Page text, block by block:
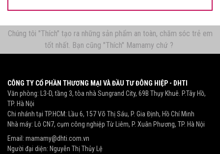
Chúng tôi "Thích" tạo ra những sản phẩm an toàn, chăm sóc trẻ em
tốt nhất. Bạn cũng "Thích" Mamamy chứ ?
CÔNG TY CỔ PHẦN THƯƠNG MẠI VÀ ĐẦU TƯ ĐÔNG HIỆP - DHTI
Văn phòng: L3-D, tầng 3, tòa nhà Sungrand City, 69B Thụy Khuê. P.Tây Hồ,
TP. Hà Nội
Chi nhánh tại TP.HCM: Lầu 6, 157 Võ Thị Sáu, P. Gia Định, Hồ Chí Minh
Nhà máy: Lô CN7, cụm công nghiệp Từ Liêm, P. Xuân Phương, TP. Hà Nội
Email: mamamy@dhti.com.vn
Người đại diện: Nguyễn Thị Thủy Lệ